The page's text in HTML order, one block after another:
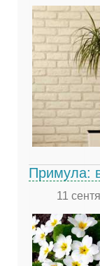
Примула:
11